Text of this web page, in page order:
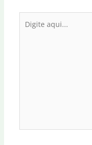
aqui...